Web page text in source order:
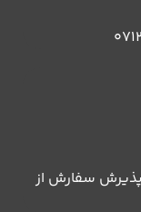
مجتمع خلیج فارس، واحد ۴۰۱۰ (پذیرش سفارش از